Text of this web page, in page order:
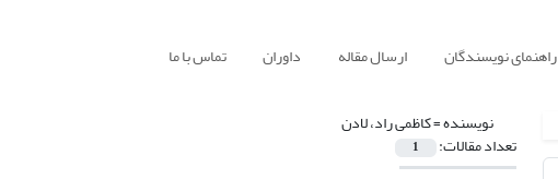
راهنمای نویسندگان ارسال مقاله داوران تماس با ما
نویسنده =کاظمی راد، لادن
تعداد مقالات: 1